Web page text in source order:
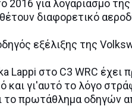
2016 για λογαριασμό
διαφορετικό
εξέλιξης της
στο C3 WRC έχει
γι'αυτό το λόγο
το πρωτάθλημα οδηγών